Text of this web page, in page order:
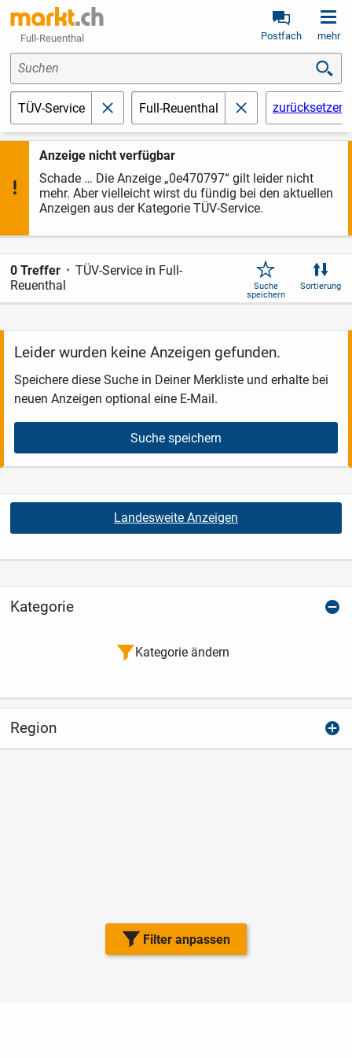
Full-Reuenthal Postfach mehr
Anzeige nicht verfügbar
Schade … Die Anzeige „0e470797“ gilt leider nicht
mehr. Aber vielleicht wirst du fündig bei den aktuellen
Anzeigen aus der Kategorie TÜV-Service.
Suchen
TÜV-Service schließenFull-Reuenthal schließenzurücksetzen
Filter anpassen
0 Treffer
TÜV-Service in Full-
Reuenthal
Suche
speichern
Sortierung
Leider wurden keine Anzeigen gefunden.
Speichere diese Suche in Deiner Merkliste und erhalte bei
neuen Anzeigen optional eine E-Mail.
Suche speichern
Landesweite Anzeigen
Kategorie
Kategorie ändern
Region